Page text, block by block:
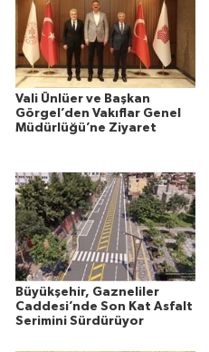
Vali Ünlüer ve Başkan
Görgel’den Vakıflar Genel
Müdürlüğü’ne Ziyaret
Büyükşehir, Gazneliler
Caddesi’nde Son Kat Asfalt
Serimini Sürdürüyor